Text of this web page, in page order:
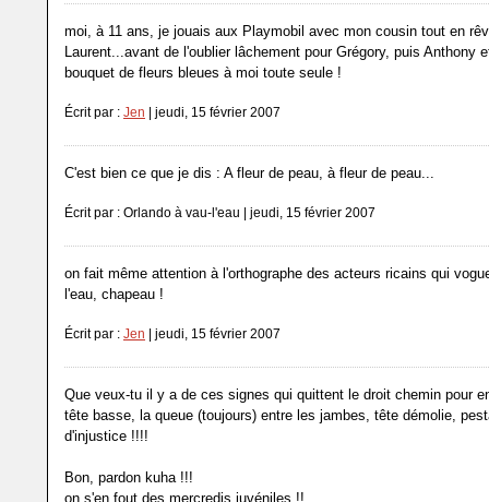
moi, à 11 ans, je jouais aux Playmobil avec mon cousin tout en
Laurent...avant de l'oublier lâchement pour Grégory, puis Anthony
bouquet de fleurs bleues à moi toute seule !
Écrit par : Jen | jeudi, 15 février 2007
C'est bien ce que je dis : A fleur de peau, à fleur de peau...
Écrit par : Orlando à vau-l'eau | jeudi, 15 février 2007
on fait même attention à l'orthographe des acteurs ricains qui
l'eau, chapeau !
Écrit par : Jen | jeudi, 15 février 2007
Que veux-tu il y a de ces signes qui quittent le droit chemin pour
tête basse, la queue (toujours) entre les jambes, tête démolie,
d'injustice !!!!
Bon, pardon kuha !!!
on s'en fout des mercredis juvéniles !!